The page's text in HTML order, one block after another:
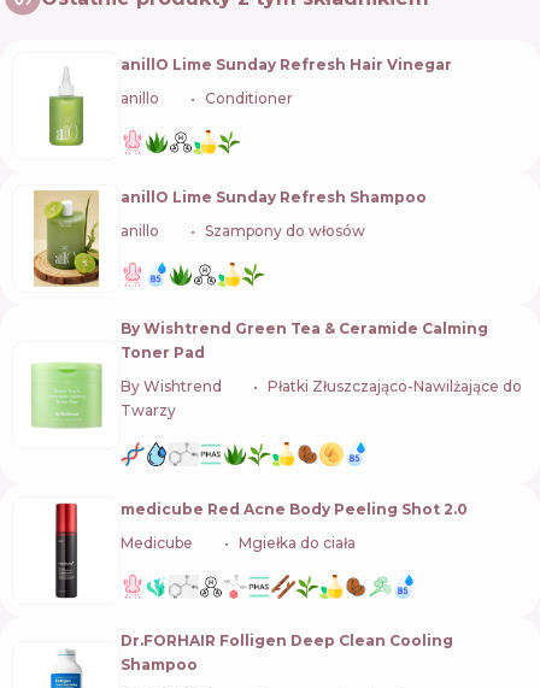
anillO Lime Sunday Refresh Hair Vinegar
anillo
Conditioner
anillO Lime Sunday Refresh Shampoo
anillo
Szampony do włosów
By Wishtrend Green Tea & Ceramide Calming
Toner Pad
By Wishtrend
Płatki Złuszczająco-Nawilżające do
Twarzy
medicube Red Acne Body Peeling Shot 2.0
Medicube
Mgiełka do ciała
Dr.FORHAIR Folligen Deep Clean Cooling
Shampoo